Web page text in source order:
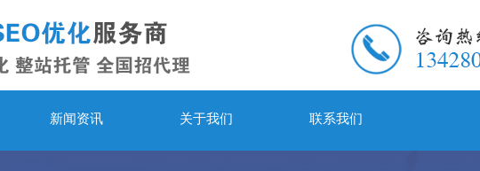
新闻资讯 关于我们 联系我们